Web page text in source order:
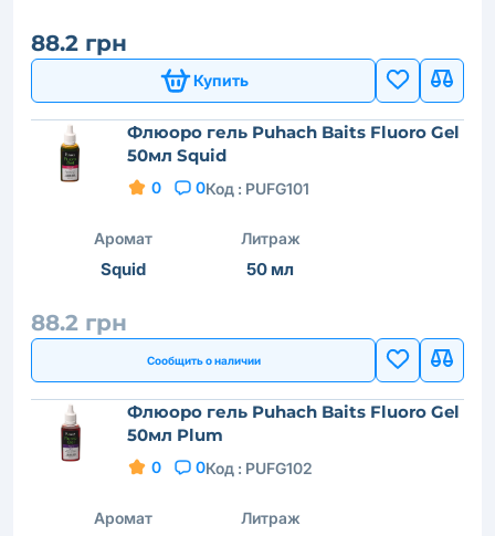
88.2 грн
Купить
Флюоро гель Puhach Baits Fluoro Gel
50мл Squid
0 0Код : PUFG101
Аромат
Squid
Литраж
50 мл
88.2 грн
Сообщить о наличии
Флюоро гель Puhach Baits Fluoro Gel
50мл Plum
0 0Код : PUFG102
Аромат Литраж